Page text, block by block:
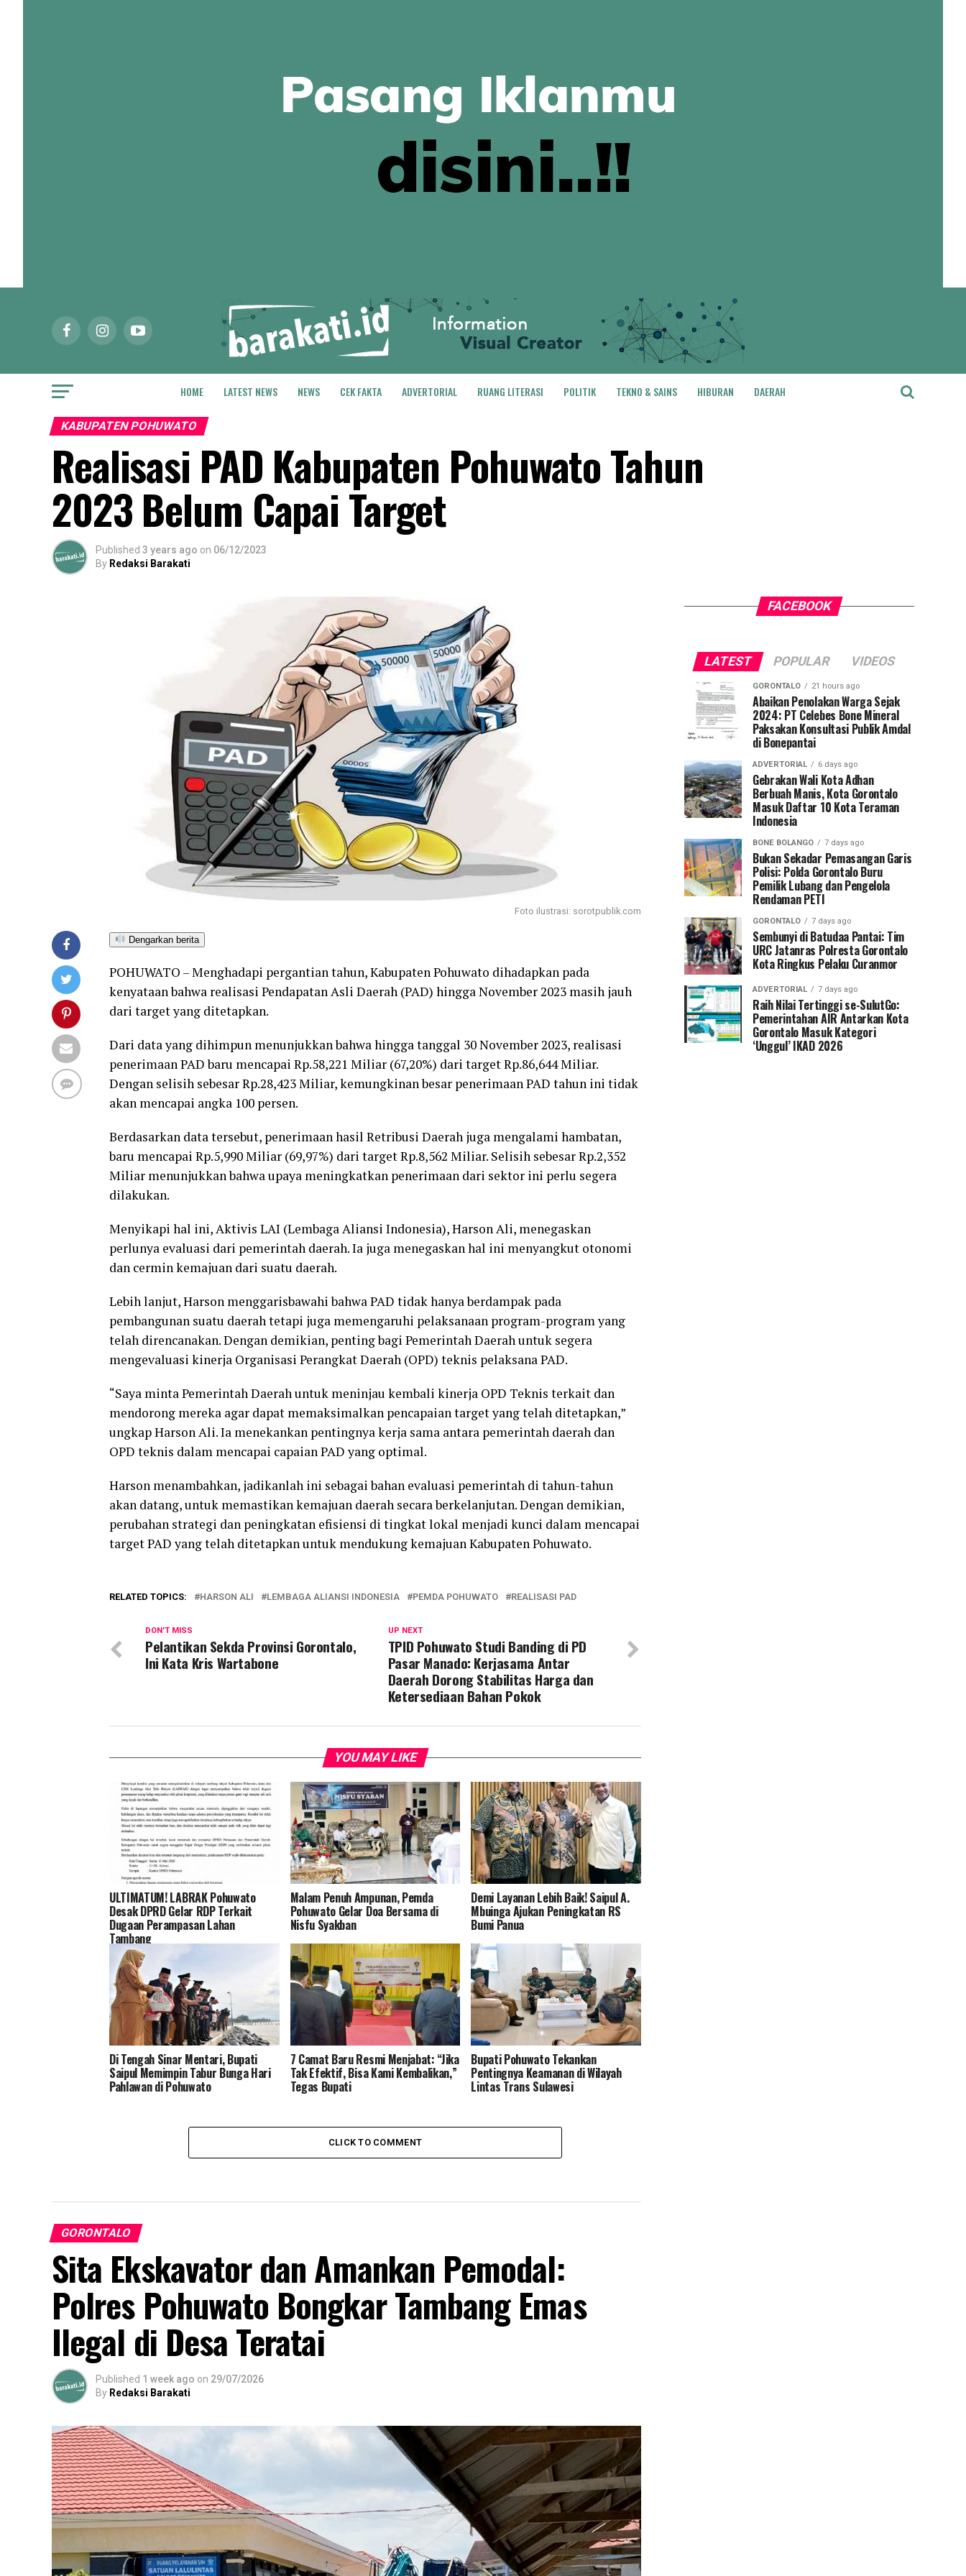
HOME LATEST NEWS NEWS CEK FAKTA ADVERTORIAL RUANG LITERASI POLITIK TEKNO & SAINS HIBURAN DAERAH
KABUPATEN POHUWATO
Realisasi PAD Kabupaten Pohuwato Tahun
2023 Belum Capai Target
Published 3 years ago on 06/12/2023
By Redaksi Barakati
Foto ilustrasi: sorotpublik.com
Dengarkan berita
POHUWATO – Menghadapi pergantian tahun, Kabupaten Pohuwato dihadapkan pada
kenyataan bahwa realisasi Pendapatan Asli Daerah (PAD) hingga November 2023 masih jauh
dari target yang ditetapkan.
Dari data yang dihimpun menunjukkan bahwa hingga tanggal 30 November 2023, realisasi
penerimaan PAD baru mencapai Rp.58,221 Miliar (67,20%) dari target Rp.86,644 Miliar.
Dengan selisih sebesar Rp.28,423 Miliar, kemungkinan besar penerimaan PAD tahun ini tidak
akan mencapai angka 100 persen.
Berdasarkan data tersebut, penerimaan hasil Retribusi Daerah juga mengalami hambatan,
baru mencapai Rp.5,990 Miliar (69,97%) dari target Rp.8,562 Miliar. Selisih sebesar Rp.2,352
Miliar menunjukkan bahwa upaya meningkatkan penerimaan dari sektor ini perlu segera
dilakukan.
Menyikapi hal ini, Aktivis LAI (Lembaga Aliansi Indonesia), Harson Ali, menegaskan
perlunya evaluasi dari pemerintah daerah. Ia juga menegaskan hal ini menyangkut otonomi
dan cermin kemajuan dari suatu daerah.
Lebih lanjut, Harson menggarisbawahi bahwa PAD tidak hanya berdampak pada
pembangunan suatu daerah tetapi juga memengaruhi pelaksanaan program-program yang
telah direncanakan. Dengan demikian, penting bagi Pemerintah Daerah untuk segera
mengevaluasi kinerja Organisasi Perangkat Daerah (OPD) teknis pelaksana PAD.
“Saya minta Pemerintah Daerah untuk meninjau kembali kinerja OPD Teknis terkait dan
mendorong mereka agar dapat memaksimalkan pencapaian target yang telah ditetapkan,”
ungkap Harson Ali. Ia menekankan pentingnya kerja sama antara pemerintah daerah dan
OPD teknis dalam mencapai capaian PAD yang optimal.
Harson menambahkan, jadikanlah ini sebagai bahan evaluasi pemerintah di tahun-tahun
akan datang, untuk memastikan kemajuan daerah secara berkelanjutan. Dengan demikian,
perubahan strategi dan peningkatan efisiensi di tingkat lokal menjadi kunci dalam mencapai
target PAD yang telah ditetapkan untuk mendukung kemajuan Kabupaten Pohuwato.
RELATED TOPICS: HARSON ALI LEMBAGA ALIANSI INDONESIA PEMDA POHUWATO REALISASI PAD
UP NEXT
TPID Pohuwato Studi Banding di PD
Pasar Manado: Kerjasama Antar
Daerah Dorong Stabilitas Harga dan
Ketersediaan Bahan Pokok
DON'T MISS
Pelantikan Sekda Provinsi Gorontalo,
Ini Kata Kris Wartabone
YOU MAY LIKE
ULTIMATUM! LABRAK Pohuwato
Desak DPRD Gelar RDP Terkait
Dugaan Perampasan Lahan
Tambang
Malam Penuh Ampunan, Pemda
Pohuwato Gelar Doa Bersama di
Nisfu Syakban
Demi Layanan Lebih Baik! Saipul A.
Mbuinga Ajukan Peningkatan RS
Bumi Panua
Di Tengah Sinar Mentari, Bupati
Saipul Memimpin Tabur Bunga Hari
Pahlawan di Pohuwato
7 Camat Baru Resmi Menjabat: “Jika
Tak Efektif, Bisa Kami Kembalikan,”
Tegas Bupati
Bupati Pohuwato Tekankan
Pentingnya Keamanan di Wilayah
Lintas Trans Sulawesi
CLICK TO COMMENT
GORONTALO
Sita Ekskavator dan Amankan Pemodal:
Polres Pohuwato Bongkar Tambang Emas
Ilegal di Desa Teratai
Published 1 week ago on 29/07/2026
By Redaksi Barakati
FACEBOOK
LATEST POPULAR VIDEOS
GORONTALO 21 hours ago
Abaikan Penolakan Warga Sejak
2024: PT Celebes Bone Mineral
Paksakan Konsultasi Publik Amdal
di Bonepantai
ADVERTORIAL 6 days ago
Gebrakan Wali Kota Adhan
Berbuah Manis, Kota Gorontalo
Masuk Daftar 10 Kota Teraman
Indonesia
BONE BOLANGO 7 days ago
Bukan Sekadar Pemasangan Garis
Polisi: Polda Gorontalo Buru
Pemilik Lubang dan Pengelola
Rendaman PETI
GORONTALO 7 days ago
Sembunyi di Batudaa Pantai: Tim
URC Jatanras Polresta Gorontalo
Kota Ringkus Pelaku Curanmor
ADVERTORIAL 7 days ago
Raih Nilai Tertinggi se-SulutGo:
Pemerintahan AIR Antarkan Kota
Gorontalo Masuk Kategori
‘Unggul’ IKAD 2026